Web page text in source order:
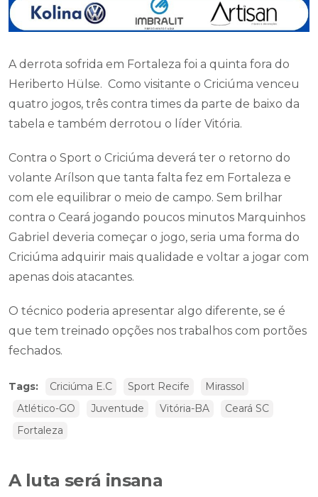
A derrota sofrida em Fortaleza foi a quinta fora do
Heriberto Hülse. Como visitante o Criciúma venceu
quatro jogos, três contra times da parte de baixo da
tabela e também derrotou o líder Vitória.
Contra o Sport o Criciúma deverá ter o retorno do
volante Arílson que tanta falta fez em Fortaleza e
com ele equilibrar o meio de campo. Sem brilhar
contra o Ceará jogando poucos minutos Marquinhos
Gabriel deveria começar o jogo, seria uma forma do
Criciúma adquirir mais qualidade e voltar a jogar com
apenas dois atacantes.
O técnico poderia apresentar algo diferente, se é
que tem treinado opções nos trabalhos com portões
fechados.
Tags: Criciúma E.C Sport Recife
Mirassol
Atlético-GO
Juventude Vitória-BA
Ceará SC
Fortaleza
A luta será insana